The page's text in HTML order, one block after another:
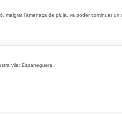
malgrat l'amenaça de pluja, va poder continuar un
vila: Esparreguera.